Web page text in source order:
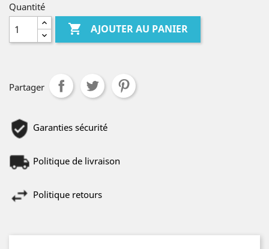
Quantité
 AJOUTER AU PANIER
Partager
Garanties sécurité
Politique de livraison
Politique retours